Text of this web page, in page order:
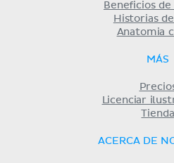
Beneficios de
Historias
Anatomia
MÁS
Licenciar
Tienda
ACERCA DE